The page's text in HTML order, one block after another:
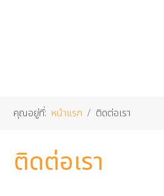
คุณอยู่ที่: หน้าแรก ติดต่อเรา
ติดต่อเรา